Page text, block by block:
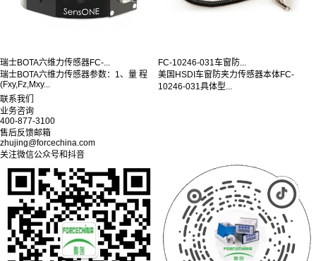
瑞士BOTA六维力传感器FC-...
瑞士BOTA六维力传感器参数：1、量 程
(Fxy,Fz,Mxy...
FC-10246-031车窗防...
美国HSDI车窗防夹力传感器本体FC-
10246-031具体型...
联系我们
业务咨询
400-877-3100
售后反馈邮箱
zhujing@forcechina.com
关注微信公众号和抖音